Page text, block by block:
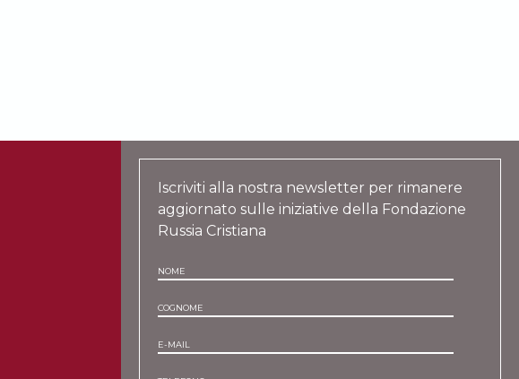
Iscriviti alla nostra newsletter per rimanere
aggiornato sulle iniziative della Fondazione
Russia Cristiana
NOME
COGNOME
E-MAIL